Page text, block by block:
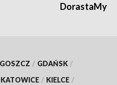
DorastaMy
/ GDAŃSK /
KATOWICE / KIELCE /